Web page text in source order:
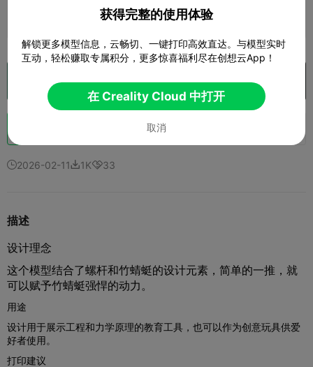
infill
 01h 16m  2 盘 
在 Creality Cloud 中打开
2026-02-111K33
描述
设计理念
这个模型结合了螺杆和竹蜻蜓的设计元素，简单的一推，就
可以赋予竹蜻蜓强悍的动力。
用途
设计用于展示工程和力学原理的教育工具，也可以作为创意玩具供爱
好者使用。
打印建议
获得完整的使用体验
解锁更多模型信息，云畅切、一键打印高效直达。与模型实时
互动，轻松赚取专属积分，更多惊喜福利尽在创想云App！
在 Creality Cloud 中打开
取消